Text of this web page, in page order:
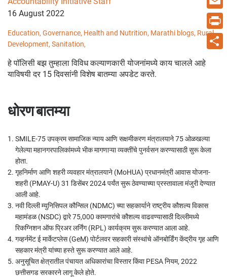
16 August 2022
Education, Governance, Health and Nutrition, Marathi blogs, Rural
Development, Sanitation,
हे पॉलिसी बझ तुम्हाला विविध कल्याणकारी योजनांमध्ये काय चालले आहे
याविषयी दर 15 दिवसांनी विशेष बातम्या अपडेट करते.
धोरण बातम्या
SMILE-75 उपक्रम सामाजिक न्याय आणि सक्षमीकरण मंत्रालयाने 75 ओळखल्या
गेलेल्या महानगरपालिकांमध्ये भीक मागणाऱ्या व्यक्तींचे पुनर्वसन करण्यासाठी सुरू केला
होता.
गृहनिर्माण आणि शहरी व्यवहार मंत्रालयाने (MoHUA) प्रधानमंत्री आवास योजना-
शहरी (PMAY-U) 31 डिसेंबर 2024 पर्यंत सुरू ठेवण्याच्या प्रस्तावाला मंजुरी देण्यात
आली आहे.
नवी दिल्ली म्युनिसिपल कौन्सिल (NDMC) च्या सहकार्याने राष्ट्रीय कौशल्य विकास
महामंडळ (NSDC) द्वारे 75,000 कामगारांचे कौशल्य वाढवण्यासाठी दिल्लीमध्ये
रिकग्निशन ऑफ प्रिअर लर्निंग (RPL) कार्यक्रम सुरू करण्यात आला आहे.
गव्हर्नमेंट ई मार्केटप्लेस (GeM) पोर्टलवर सहकारी संस्थांचे ऑनबोर्डिंग केंद्रीय गृह आणि
सहकार मंत्री यांच्या हस्ते सुरू करण्यात आले आहे.
अनुसूचित क्षेत्रातील पंचायत अधिकारांचा विस्तार किंवा PESA नियम, 2022
छत्तीसगड सरकारने लागू केले होते.
Email
Print